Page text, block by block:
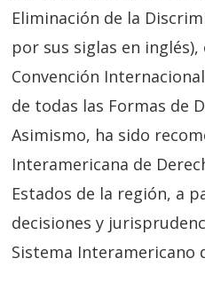
Eliminación de la
por sus siglas en
Convención
de todas las Formas de
Asimismo, ha sido
Interamericana de
Estados de la región, a
decisiones y
Sistema Interamericano